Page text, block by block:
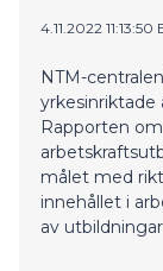
4.11.2022 11:13:50
NTM-
yrkesinriktade
Rapporten
målet med
innehållet i
av